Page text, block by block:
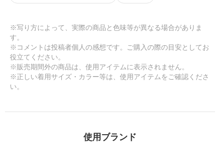
※写り方によって、実際の商品と色味等が異なる場合がありま
す。
※コメントは投稿者個人の感想です。ご購入の際の目安としてお
役立てください。
※販売期間外の商品は、使用アイテムに表示されません。
※正しい着用サイズ・カラー等は、使用アイテムをご確認くださ
い。
使用ブランド